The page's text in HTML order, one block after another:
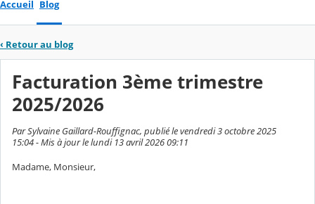
Accueil Blog
‹ Retour au blog
Facturation 3ème trimestre
2025/2026
Par Sylvaine Gaillard-Rouffignac, publié le vendredi 3 octobre 2025
15:04 - Mis à jour le lundi 13 avril 2026 09:11
Madame, Monsieur,